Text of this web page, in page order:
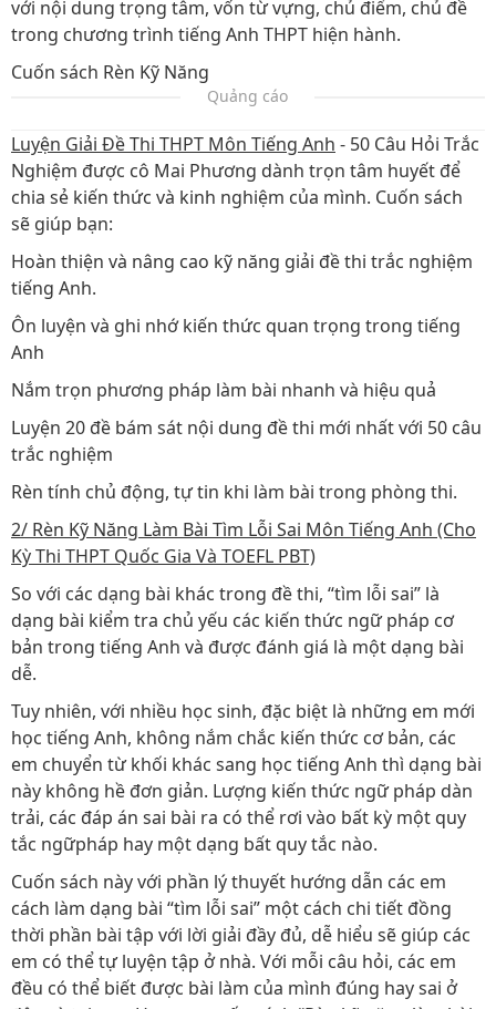
với nội dung trọng tâm, vốn từ vựng, chủ điểm, chủ đề
trong chương trình tiếng Anh THPT hiện hành.
Cuốn sách Rèn Kỹ Năng
Quảng cáo
Luyện Giải Đề Thi THPT Môn Tiếng Anh - 50 Câu Hỏi Trắc
Nghiệm được cô Mai Phương dành trọn tâm huyết để
chia sẻ kiến thức và kinh nghiệm của mình. Cuốn sách
sẽ giúp bạn:
Hoàn thiện và nâng cao kỹ năng giải đề thi trắc nghiệm
tiếng Anh.
Ôn luyện và ghi nhớ kiến thức quan trọng trong tiếng
Anh
Nắm trọn phương pháp làm bài nhanh và hiệu quả
Luyện 20 đề bám sát nội dung đề thi mới nhất với 50 câu
trắc nghiệm
Rèn tính chủ động, tự tin khi làm bài trong phòng thi.
2/ Rèn Kỹ Năng Làm Bài Tìm Lỗi Sai Môn Tiếng Anh (Cho
Kỳ Thi THPT Quốc Gia Và TOEFL PBT)
So với các dạng bài khác trong đề thi, “tìm lỗi sai” là
dạng bài kiểm tra chủ yếu các kiến thức ngữ pháp cơ
bản trong tiếng Anh và được đánh giá là một dạng bài
dễ.
Tuy nhiên, với nhiều học sinh, đặc biệt là những em mới
học tiếng Anh, không nắm chắc kiến thức cơ bản, các
em chuyển từ khối khác sang học tiếng Anh thì dạng bài
này không hề đơn giản. Lượng kiến thức ngữ pháp dàn
trải, các đáp án sai bài ra có thể rơi vào bất kỳ một quy
tắc ngữpháp hay một dạng bất quy tắc nào.
Cuốn sách này với phần lý thuyết hướng dẫn các em
cách làm dạng bài “tìm lỗi sai” một cách chi tiết đồng
thời phần bài tập với lời giải đầy đủ, dễ hiểu sẽ giúp các
em có thể tự luyện tập ở nhà. Với mỗi câu hỏi, các em
đều có thể biết được bài làm của mình đúng hay sai ở